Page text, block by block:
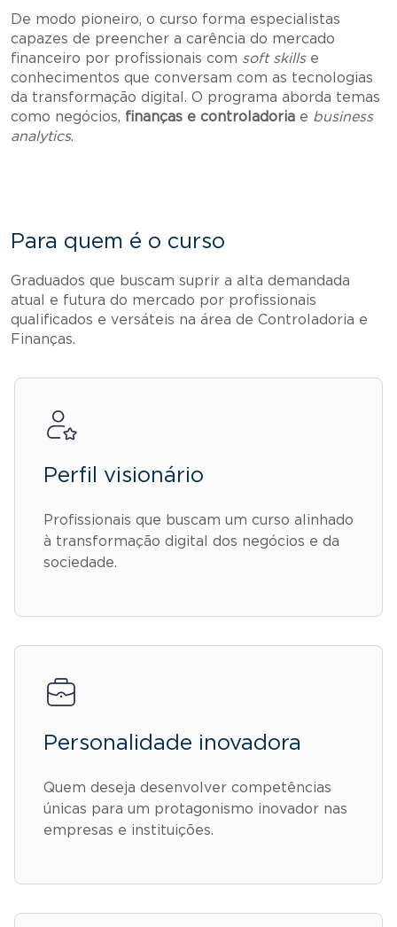
De modo pioneiro, o curso forma especialistas
capazes de preencher a carência do mercado
financeiro por profissionais com soft skillse
conhecimentos que conversam com as tecnologias
da transformação digital. O programa aborda temas
como negócios, finanças e controladoria e business
analytics.
Para quem é o curso
Graduados que buscam suprir a alta demandada
atual e futura do mercado por profissionais
qualificados e versáteis na área de Controladoria e
Finanças.
Perfil visionário
Profissionais que buscam um curso alinhado
à transformação digital dos negócios e da
sociedade.
Personalidade inovadora
Quem deseja desenvolver competências
únicas para um protagonismo inovador nas
empresas e instituições.